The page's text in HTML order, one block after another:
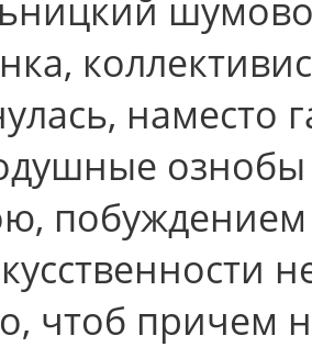
наместо
чтоб причем